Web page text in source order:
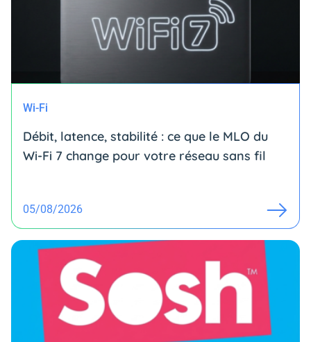
Wi-Fi
Débit, latence, stabilité : ce que le MLO du
Wi-Fi 7 change pour votre réseau sans fil
05/08/2026